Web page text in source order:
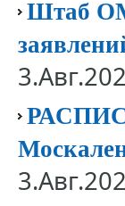
Штаб